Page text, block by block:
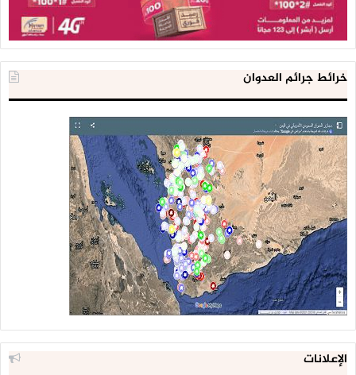
خرائط جرائم العدوان
الإعلانات